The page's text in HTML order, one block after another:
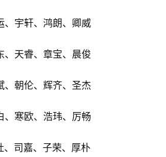
、宇轩、鸿朗、卿威
、天睿、章宝、晨俊
、朝伦、辉齐、圣杰
、寒欧、浩玮、厉畅
、司嘉、子荣、厚朴